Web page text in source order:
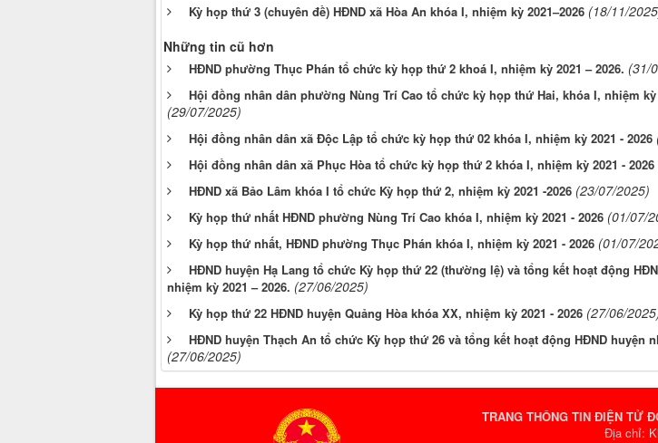
Kỳ họp thứ 3 (chuyên đề) HĐND xã Hòa An khóa I, nhiệm kỳ 2021–2026 (18/11/
Những tin cũ hơn
HĐND phường Thục Phán tổ chức kỳ họp thứ 2 khoá I, nhiệm kỳ 2021 – 2026. (31/
Hội đồng nhân dân phường Nùng Trí Cao tổ chức kỳ họp thứ Hai, khóa I, nhiệm kỳ
(29/07/2025)
Hội đồng nhân dân xã Độc Lập tổ chức kỳ họp thứ 02 khóa I, nhiệm kỳ 2021 - 2026
Hội đồng nhân dân xã Phục Hòa tổ chức kỳ họp thứ 2 khóa I, nhiệm kỳ 2021 - 2026
HĐND xã Bảo Lâm khóa I tổ chức Kỳ họp thứ 2, nhiệm kỳ 2021 -2026 (23/07/2025)
Kỳ họp thứ nhất HĐND phường Nùng Trí Cao khóa I, nhiệm kỳ 2021 - 2026 (01/07/
Kỳ họp thứ nhất, HĐND phường Thục Phán khóa I, nhiệm kỳ 2021 - 2026 (01/07/
HĐND huyện Hạ Lang tổ chức Kỳ họp thứ 22 (thường lệ) và tổng kết hoạt động
nhiệm kỳ 2021 – 2026. (27/06/2025)
Kỳ họp thứ 22 HĐND huyện Quảng Hòa khóa XX, nhiệm kỳ 2021 - 2026 (27/06/
HĐND huyện Thạch An tổ chức Kỳ họp thứ 26 và tổng kết hoạt động HĐND huyện
(27/06/2025)
TRANG THÔNG TIN ĐIỆN TỬ
Địa chỉ: